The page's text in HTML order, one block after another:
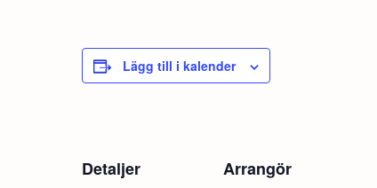
Lägg till i kalender
Detaljer Arrangör